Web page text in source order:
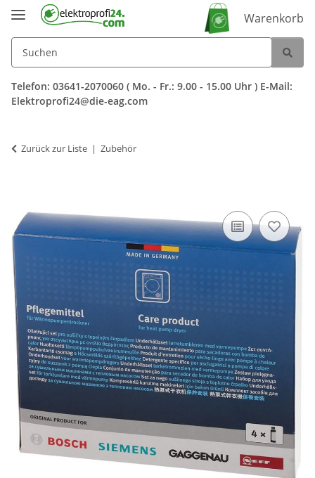
Warenkorb
Telefon: 03641-2070060 ( Mo. - Fr.: 9.00 - 15.00 Uhr ) E-Mail:
Elektroprofi24@die-eag.com
Zurück zur Liste Zubehör